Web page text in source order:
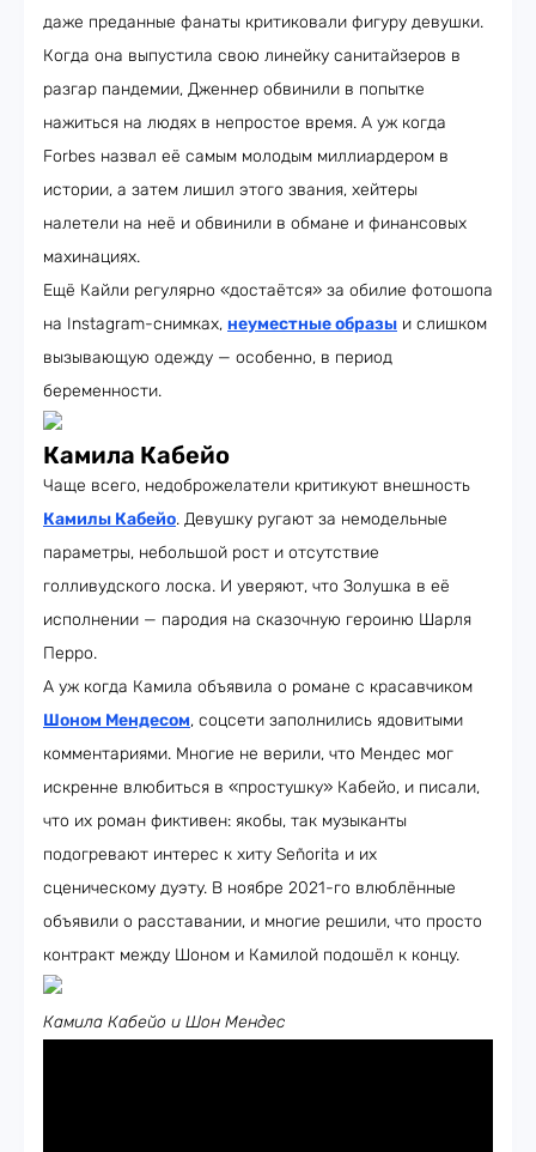
даже преданные фанаты критиковали фигуру девушки.
Когда она выпустила свою линейку санитайзеров в
разгар пандемии, Дженнер обвинили в попытке
нажиться на людях в непростое время. А уж когда
Forbes назвал её самым молодым миллиардером в
истории, а затем лишил этого звания, хейтеры
налетели на неё и обвинили в обмане и финансовых
махинациях.
Ещё Кайли регулярно «достаётся» за обилие фотошопа
на Instagram-снимках, неуместные образы и слишком
вызывающую одежду — особенно, в период
беременности.
Камила Кабейо
Чаще всего, недоброжелатели критикуют внешность
Камилы Кабейо. Девушку ругают за немодельные
параметры, небольшой рост и отсутствие
голливудского лоска. И уверяют, что Золушка в её
исполнении — пародия на сказочную героиню Шарля
Перро.
А уж когда Камила объявила о романе с красавчиком
Шоном Мендесом, соцсети заполнились ядовитыми
комментариями. Многие не верили, что Мендес мог
искренне влюбиться в «простушку» Кабейо, и писали,
что их роман фиктивен: якобы, так музыканты
подогревают интерес к хиту Señorita и их
сценическому дуэту. В ноябре 2021-го влюблённые
объявили о расставании, и многие решили, что просто
контракт между Шоном и Камилой подошёл к концу.
Камила Кабейо и Шон Мендес